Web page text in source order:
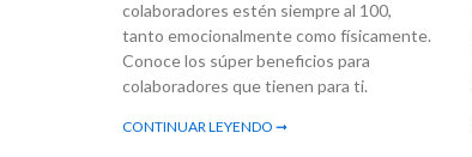
colaboradores estén siempre al 100,
tanto emocionalmente como físicamente.
Conoce los súper beneficios para
colaboradores que tienen para ti.
CONTINUAR LEYENDO ➞